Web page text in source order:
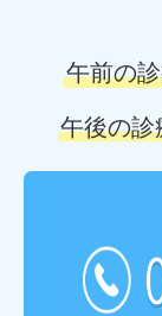
午前の
午後の診